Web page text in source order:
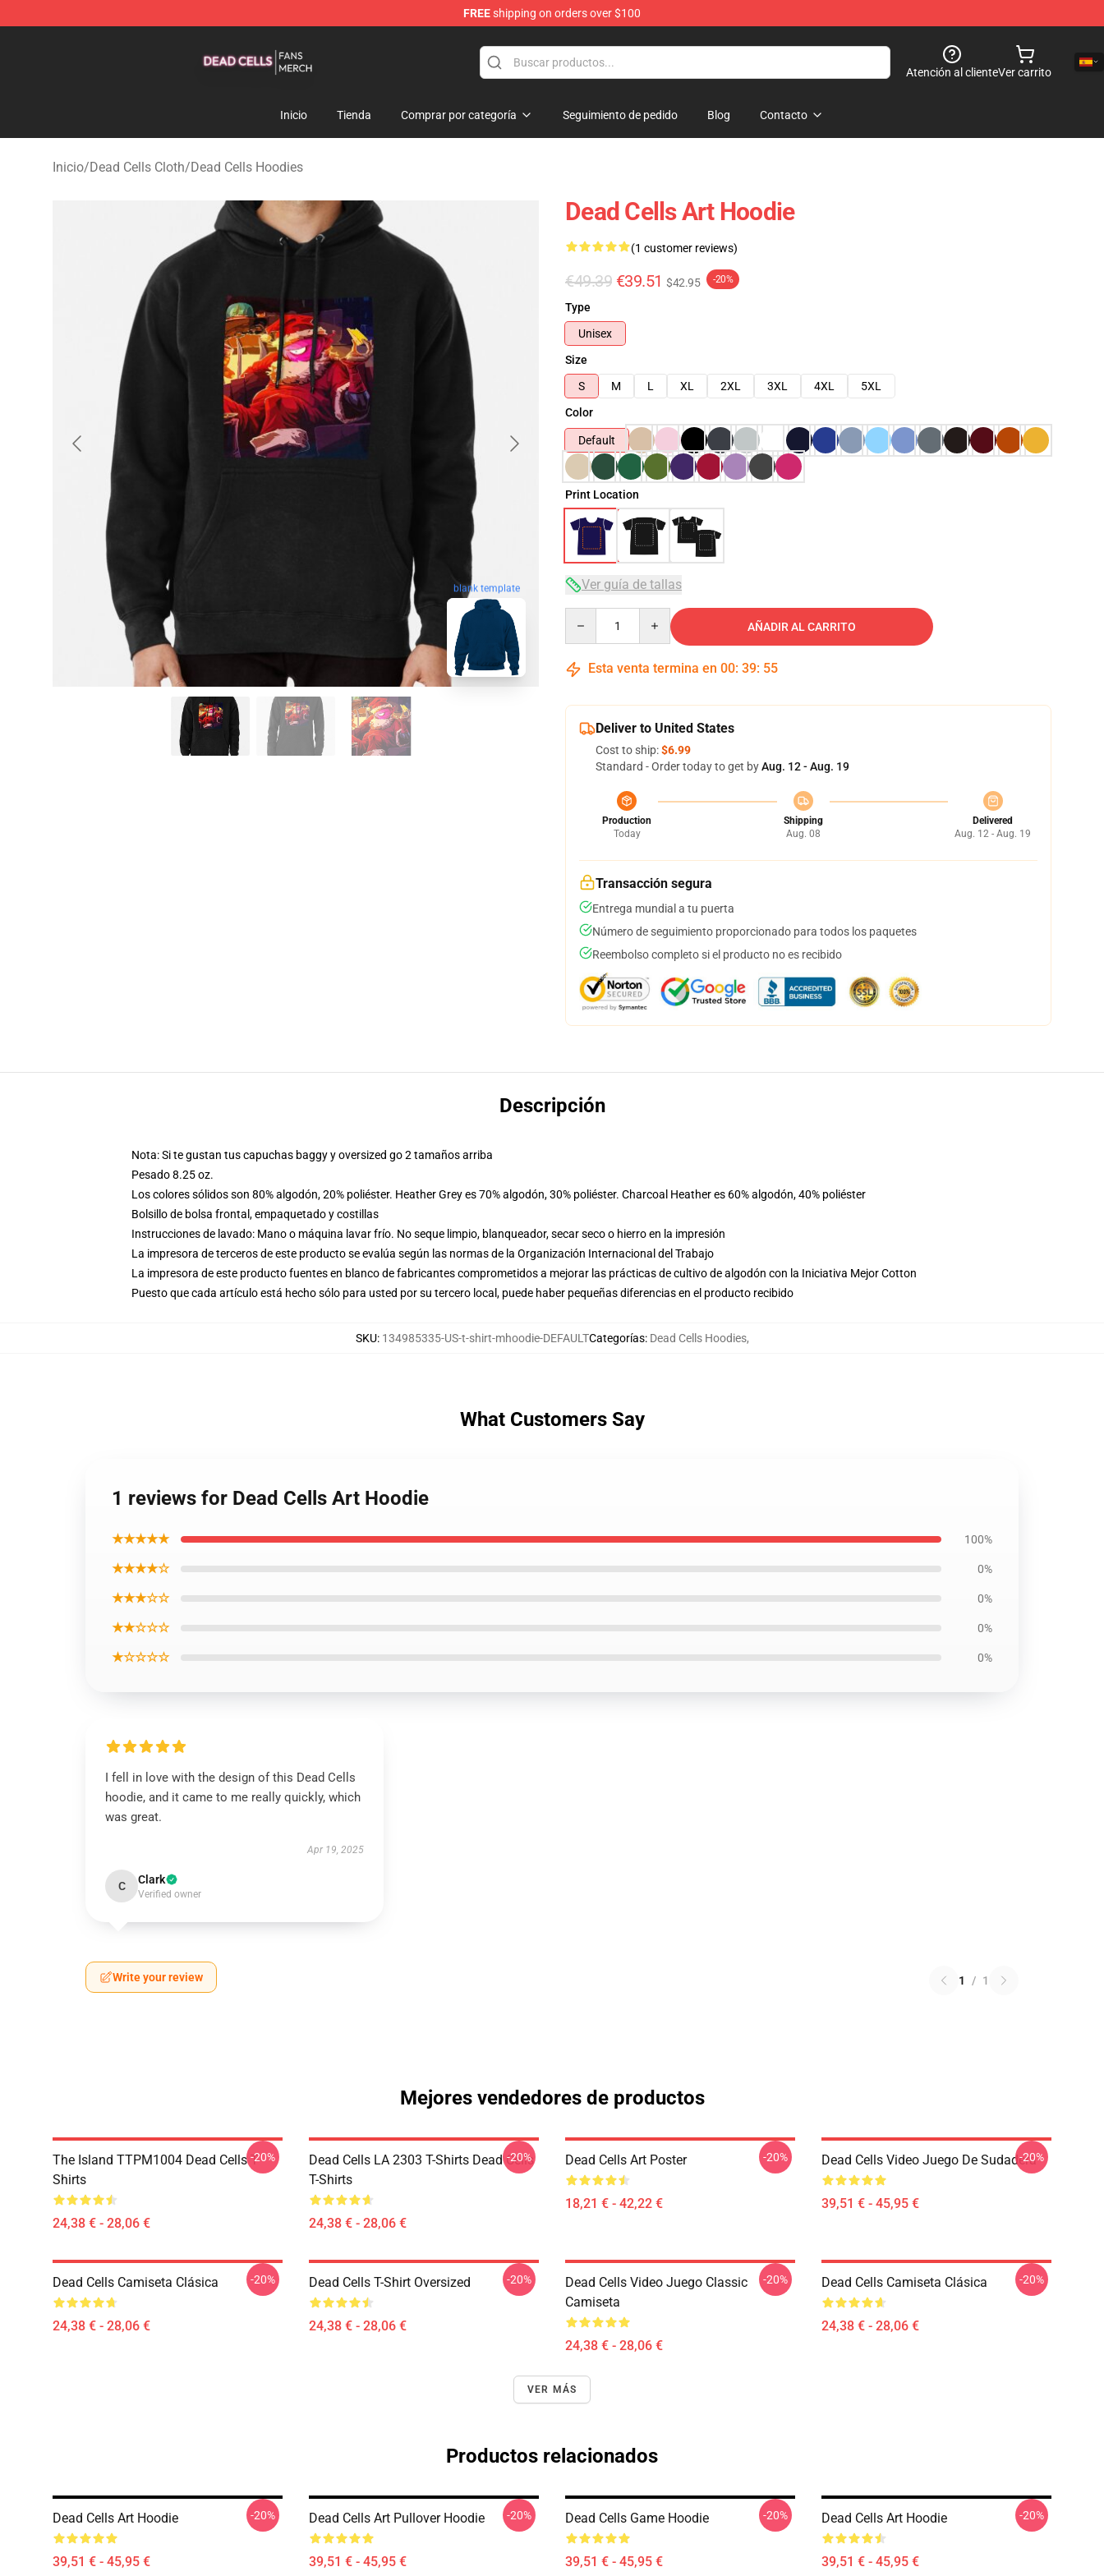
FREEshipping on orders over $100
Atención al clienteVer carrito
Inicio Tienda Comprar por categoría Seguimiento de pedido Blog Contacto
Inicio/Dead Cells Cloth/Dead Cells Hoodies
blank template
Dead Cells Art Hoodie
(1 customer reviews)
€49.39 €39.51 $42.95 -20%
Type
Unisex
Size
S
M L XL 2XL 3XL 4XL
5XL
Color
Default
Print Location
Ver guía de tallas
AÑADIR AL CARRITO
Esta venta termina en 00: 39: 54
Deliver to United States
Cost to ship:$6.99
Standard - Order today to get byAug. 12 - Aug. 19
Production
Today
Shipping
Aug. 08
Delivered
Aug. 12 - Aug. 19
Transacción segura
Entrega mundial a tu puerta
Número de seguimiento proporcionado para todos los paquetes
Reembolso completo si el producto no es recibido
Descripción
Nota: Si te gustan tus capuchas baggy y oversized go 2 tamaños arriba
Pesado 8.25 oz.
Los colores sólidos son 80% algodón, 20% poliéster. Heather Grey es 70% algodón, 30% poliéster. Charcoal Heather es 60% algodón, 40% poliéster
Bolsillo de bolsa frontal, empaquetado y costillas
Instrucciones de lavado: Mano o máquina lavar frío. No seque limpio, blanqueador, secar seco o hierro en la impresión
La impresora de terceros de este producto se evalúa según las normas de la Organización Internacional del Trabajo
La impresora de este producto fuentes en blanco de fabricantes comprometidos a mejorar las prácticas de cultivo de algodón con la Iniciativa Mejor Cotton
Puesto que cada artículo está hecho sólo para usted por su tercero local, puede haber pequeñas diferencias en el producto recibido
SKU: 134985335-US-t-shirt-mhoodie-DEFAULTCategorías: Dead Cells Hoodies,
What Customers Say
1 reviews for Dead Cells Art Hoodie
★★★★★ 100%
★★★★☆ 0%
★★★☆☆ 0%
★★☆☆☆ 0%
★☆☆☆☆ 0%
I fell in love with the design of this Dead Cells
hoodie, and it came to me really quickly, which
was great.
Apr 19, 2025
C Clark
Verified owner
Write your review 1 / 1
Mejores vendedores de productos
The Island TTPM1004 Dead Cells T-
Shirts
24,38 € - 28,06 €
-20%
Dead Cells LA 2303 T-Shirts Dead Cells
T-Shirts
24,38 € - 28,06 €
-20% Dead Cells Art Poster
18,21 € - 42,22 €
-20% Dead Cells Video Juego De Sudadera
39,51 € - 45,95 €
-20%
Dead Cells Camiseta Clásica
24,38 € - 28,06 €
-20% Dead Cells T-Shirt Oversized
24,38 € - 28,06 €
-20%
Dead Cells Video Juego Classic
Camiseta
24,38 € - 28,06 €
-20% Dead Cells Camiseta Clásica
24,38 € - 28,06 €
-20%
VER MÁS
Productos relacionados
Dead Cells Art Hoodie
39,51 € - 45,95 €
-20% Dead Cells Art Pullover Hoodie
39,51 € - 45,95 €
-20% Dead Cells Game Hoodie
39,51 € - 45,95 €
-20% Dead Cells Art Hoodie
39,51 € - 45,95 €
-20%